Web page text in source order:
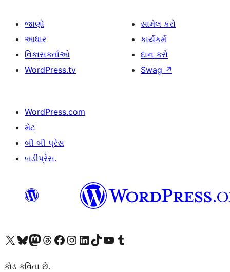
જાણો
આધાર
વિકાસકર્તાઓ
WordPress.tv
સામેલ કરો
કાર્યકર્મ
દાન કરો
Swag ↗
WordPress.com
મેટ
બી બી પ્રેસ
બડીપ્રેસ.
અમારા X (અગાઉ ટ્વિટર) એકાઉન્ટની મુલાકાત લોઅમારા Bluesky એકાઉન્ટની મુલાકાત લોઅમારા માસ્ટોડોન એકાઉન્ટની મુલાકાત લોઅમારા Threads એકાઉન્ટની મુલાકાત લો અમારા ફેસબુક પેજની મુલાકાત લોઅમારા ઇન્સ્ટાગ્રામ એકાઉન્ટની મુલાકાત લો અમારા LinkedIn એકાઉન્ટની મુલાકાત લોઅમારા TikTok એકાઉન્ટની મુલાકાત લોઅમારી YouTube ચેનલની મુલાકાત લો અમારા Tumblr એકાઉન્ટની મુલાકાત લો
કોડ કવિતા છે.